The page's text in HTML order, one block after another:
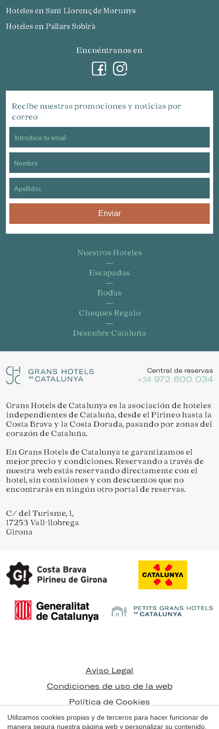
Hoteles en Sant Llorenç de Morunys
Hoteles en Pallars Sobirà
Encuéntranos en
Recibe nuestras promociones y noticias por
correo
Enviar
Nuestros Hoteles
Escapadas
Bodas
Cheques Regalo
Descubre Cataluña
Central de reservas
+34 972 600 034
Grans Hotels de Catalunya es la asociación de hoteles
independientes de Cataluña, desde el Pirineo hasta la
Costa Brava y la Costa Dorada, pasando por zonas del
corazón de Cataluña.
En Grans Hotels de Catalunya te garantizamos el
mejor precio y condiciones. Reservando a través de
nuestra web estás reservando directamente con el
hotel, sin comisiones y con descuentos que no
encontrarás en ningún otro portal de reservas.
C/ del Turisme, 1,
17253 Vall-llobrega
Girona
Aviso Legal
Condiciones de uso de la web
Política de Cookies
Utilizamos cookies propias y de terceros para hacer funcionar de
manera segura nuestra página web y personalizar su contenido.
Guardar configuración